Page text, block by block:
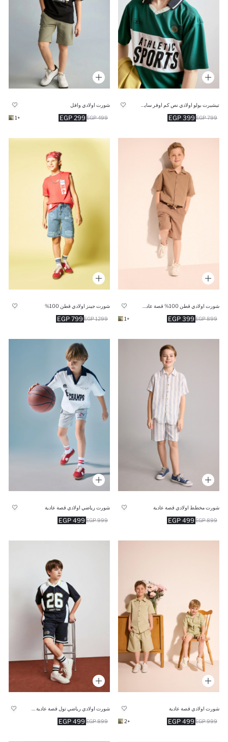
399 EGP 799 EGP
شورت اولادي وافل
299 EGP 499 EGP
+1
399 EGP 899 EGP
+1
شورت جينز اولادي قطن 100%
799 EGP 1299 EGP
شورت مخطط اولادي قصة عادية
499 EGP 899 EGP
شورت رياضي اولادي قصة عادية
499 EGP 999 EGP
شورت اولادي قصة عادية
499 EGP 999 EGP
+2
499 EGP 899 EGP